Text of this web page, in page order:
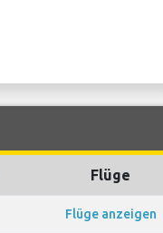
Flüge
Flüge anzeigen